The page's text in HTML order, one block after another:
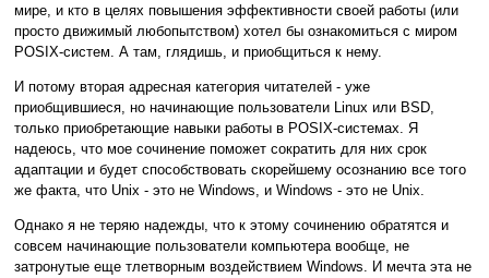
мире, и кто в целях повышения эффективности своей работы (или
просто движимый любопытством) хотел бы ознакомиться с миром
POSIX-систем. А там, глядишь, и приобщиться к нему.
И потому вторая адресная категория читателей - уже
приобщившиеся, но начинающие пользователи Linux или BSD,
только приобретающие навыки работы в POSIX-системах. Я
надеюсь, что мое сочинение поможет сократить для них срок
адаптации и будет способствовать скорейшему осознанию все того
же факта, что Unix - это не Windows, и Windows - это не Unix.
Однако я не теряю надежды, что к этому сочинению обратятся и
совсем начинающие пользователи компьютера вообще, не
затронутые еще тлетворным воздействием Windows. И мечта эта не